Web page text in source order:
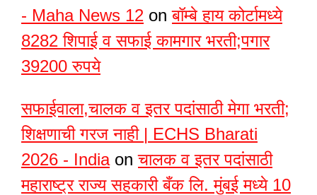
- Maha News 12 onबॉम्बे हाय कोर्टामध्ये
8282 शिपाई व सफाई कामगार भरती;पगार
39200 रुपये
सफाईवाला,चालक व इतर पदांसाठी मेगा भरती;
शिक्षणाची गरज नाही | ECHS Bharati
2026 - Indiaonचालक व इतर पदांसाठी
महाराष्ट्र राज्य सहकारी बँक लि. मुंबई मध्ये 10